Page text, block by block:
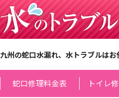
九州の蛇口水漏れ、水トラブルは
蛇口修理料金表 トイレ